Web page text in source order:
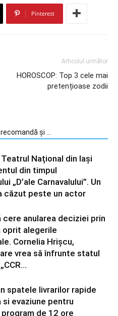
Pinterest
Articolul următor
HOROSCOP: Top 3 cele mai
pretențioase zodii
și ...
Național din Iași
din timpul
„D’ale Carnavalului”. Un
căzut peste un actor
cere anularea deciziei prin
oprit alegerile
Cornelia Hrișcu,
vrea să înfrunte statul
spatele livrarilor rapide
si evaziune pentru
de 12 ore